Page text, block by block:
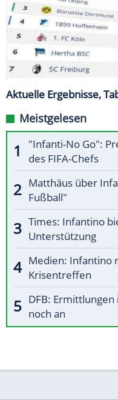
Aktuelle Ergebnisse,
Meistgelesen
"Infanti-No Go":
des FIFA-Chefs
Matthäus über
Fußball"
Times: Infantino
Unterstützung
Medien: Infantino
Krisentreffen
DFB:
noch an